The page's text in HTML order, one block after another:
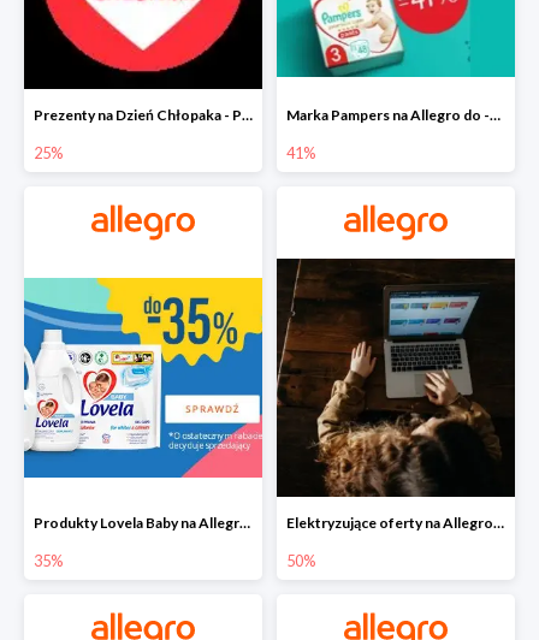
Prezenty na Dzień Chłopaka - Produkty SOXO do -25%
25%
Marka Pampers na Allegro do -41%
41%
Produkty Lovela Baby na Allegro do -35%
35%
Elektryzujące oferty na Allegro do -50%
50%